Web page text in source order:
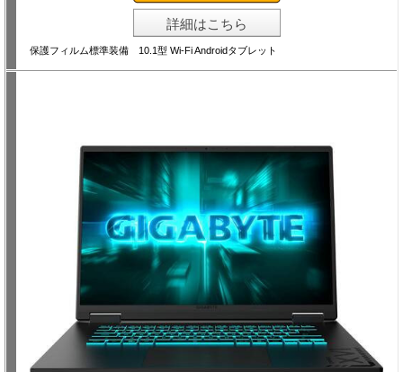
詳細はこちら
保護フィルム標準装備 10.1型 Wi-Fi Androidタブレット